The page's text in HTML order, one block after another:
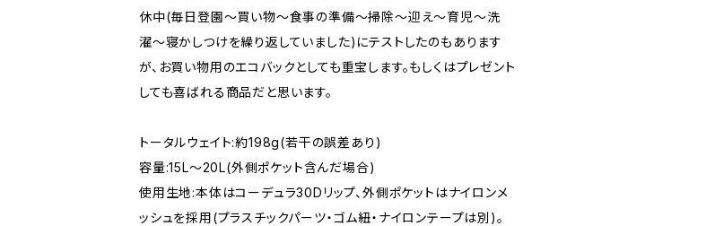
休中(毎日登園〜買い物〜食事の準備〜掃除〜迎え〜育児〜洗
濯〜寝かしつけを繰り返していました)にテストしたのもあります
が、お買い物用のエコバックとしても重宝します。もしくはプレゼント
しても喜ばれる商品だと思います。
トータルウェイト:約198g(若干の誤差あり)
容量:15L〜20L(外側ポケット含んだ場合)
使用生地:本体はコーデュラ30Dリップ、外側ポケットはナイロンメ
ッシュを採用(プラスチックパーツ・ゴム紐・ナイロンテープは別)。